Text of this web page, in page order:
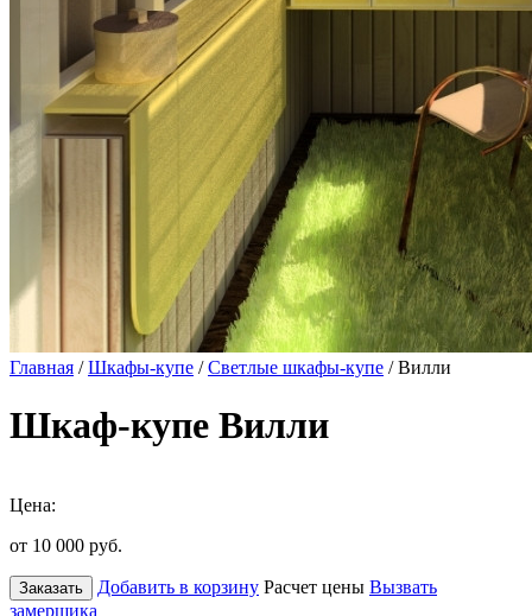
Главная /Шкафы-купе /Светлые шкафы-купе / Вилли
Шкаф-купе Вилли
Цена:
от 10 000 руб.
Заказать Добавить в корзину Расчет цены Вызвать
замерщика